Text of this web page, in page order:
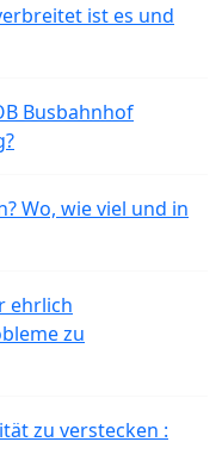
ist es und
Busbahnhof
Wo, wie viel und in
ehrlich
zu
zu verstecken :